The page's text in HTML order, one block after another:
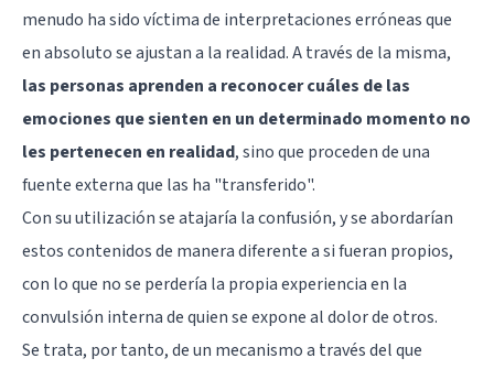
menudo ha sido víctima de interpretaciones erróneas que
en absoluto se ajustan a la realidad. A través de la misma,
las personas aprenden a reconocer cuáles de las
emociones que sienten en un determinado momento no
les pertenecen en realidad, sino que proceden de una
fuente externa que las ha "transferido".
Con su utilización se atajaría la confusión, y se abordarían
estos contenidos de manera diferente a si fueran propios,
con lo que no se perdería la propia experiencia en la
convulsión interna de quien se expone al dolor de otros.
Se trata, por tanto, de un mecanismo a través del que